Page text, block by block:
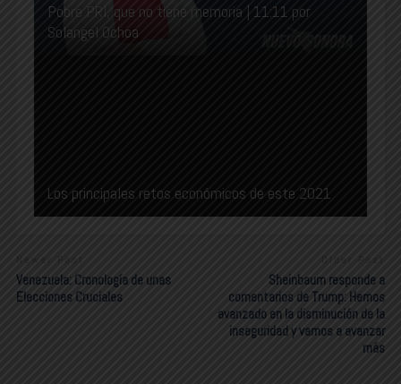
Pobre PRI, que no tiene memoria | 11:11 por
Solangel Ochoa
Los principales retos económicos de este 2021
Newer Post
Venezuela: Cronología de unas
Elecciones Cruciales
Sheinbaum responde a
comentarios de Trump: Hemos
avanzado en la disminución de la
inseguridad y vamos a avanzar
más